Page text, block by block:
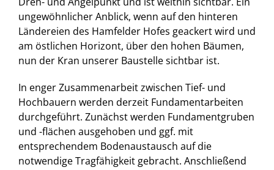
ungewöhnlicher Anblick, wenn auf den hinteren
Ländereien des Hamfelder Hofes geackert wird und
am östlichen Horizont, über den hohen Bäumen,
nun der Kran unserer Baustelle sichtbar ist.
In enger Zusammenarbeit zwischen Tief- und
Hochbauern werden derzeit Fundamentarbeiten
durchgeführt. Zunächst werden Fundamentgruben
und -flächen ausgehoben und ggf. mit
entsprechendem Bodenaustausch auf die
notwendige Tragfähigkeit gebracht. Anschließend